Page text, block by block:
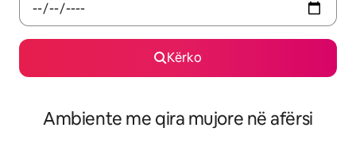
Kërko
Ambiente me qira mujore në afërsi